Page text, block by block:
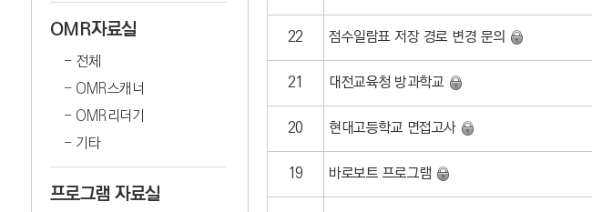
OMR자료실
전체
OMR스캐너
OMR리더기
기타
프로그램 자료실
22 점수일람표 저장 경로 변경 문의
21 대전교육청 방과학교
20 현대고등학교 면접고사
19 바로보트 프로그램